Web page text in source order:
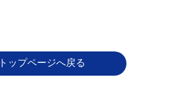
トップページへ戻る